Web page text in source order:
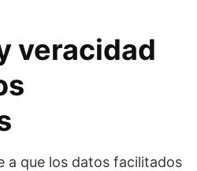
veracidad
a que los datos facilitados